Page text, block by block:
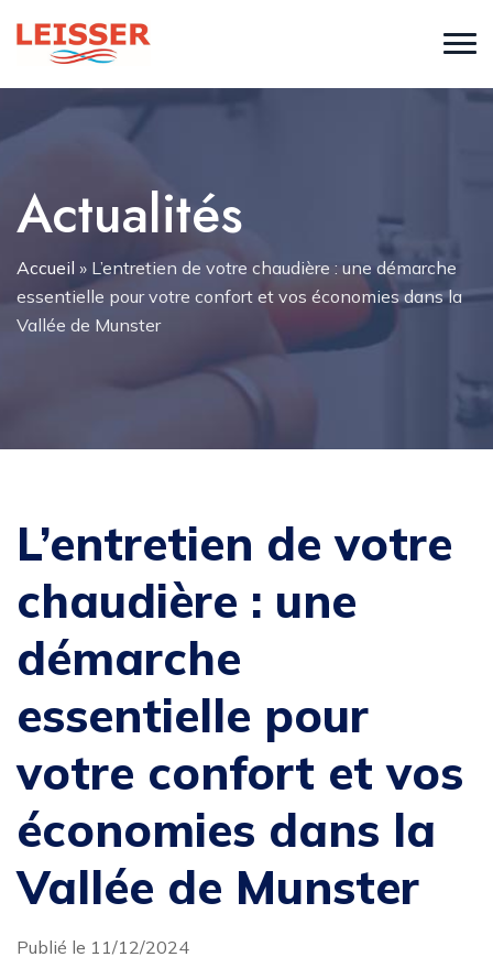
Actualités
Accueil » L’entretien de votre chaudière : une démarche
essentielle pour votre confort et vos économies dans la
Vallée de Munster
L’entretien de votre
chaudière : une
démarche
essentielle pour
votre confort et vos
économies dans la
Vallée de Munster
Publié le 11/12/2024